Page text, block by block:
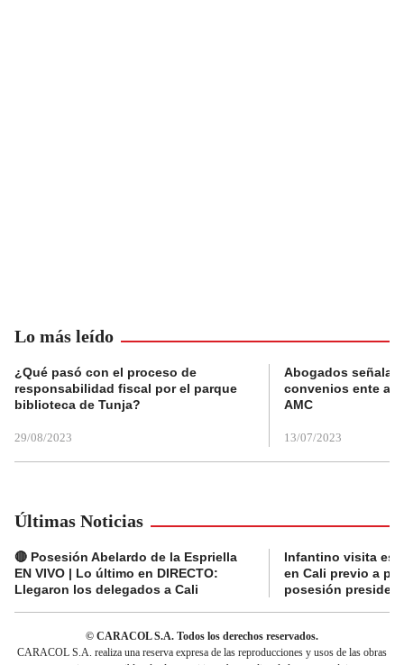
Lo más leído
¿Qué pasó con el proceso de
responsabilidad fiscal por el parque
biblioteca de Tunja?
29/08/2023
Abogados
convenios ente
AMC
13/07/2023
Últimas Noticias
🔴 Posesión Abelardo de la Espriella
EN VIVO | Lo último en DIRECTO:
Llegaron los delegados a Cali
Infantino visita
en Cali previo a
posesión
© CARACOL S.A. Todos los derechos reservados.
CARACOL S.A. realiza una reserva expresa de las reproducciones y usos de las obras